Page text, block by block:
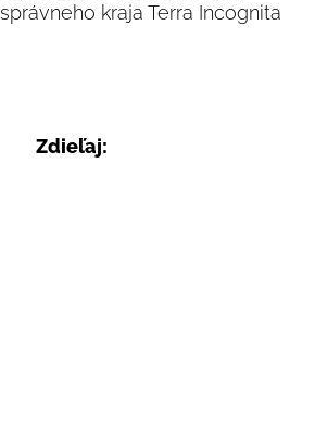
kraja Terra Incognita
Zdieľaj: